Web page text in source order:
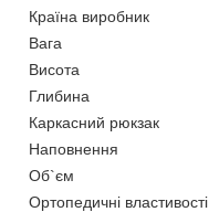
Країна виробник
Вага
Висота
Глибина
Каркасний рюкзак
Наповнення
Об`єм
Ортопедичні властивості